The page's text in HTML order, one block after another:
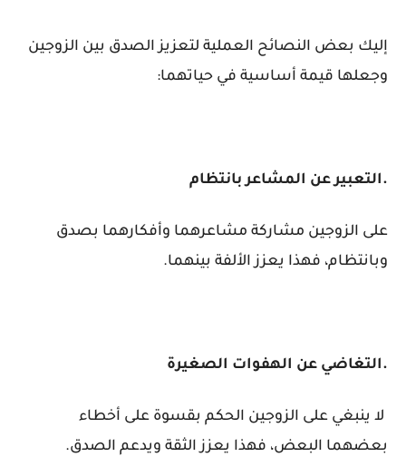
إليك بعض النصائح العملية لتعزيز الصدق بين الزوجين
وجعلها قيمة أساسية في حياتهما:
.التعبير عن المشاعر بانتظام
على الزوجين مشاركة مشاعرهما وأفكارهما بصدق
وبانتظام، فهذا يعزز الألفة بينهما.
.التغاضي عن الهفوات الصغيرة
لا ينبغي على الزوجين الحكم بقسوة على أخطاء
بعضهما البعض، فهذا يعزز الثقة ويدعم الصدق.